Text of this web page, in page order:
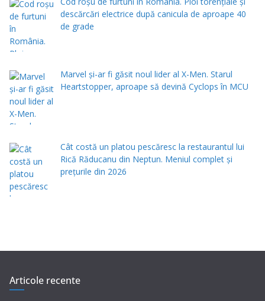
descărcări electrice după canicula de aproape 40
de grade
Marvel și-ar fi găsit noul lider al X-Men. Starul
Heartstopper, aproape să devină Cyclops în MCU
Cât costă un platou pescăresc la restaurantul lui
Rică Răducanu din Neptun. Meniul complet şi
preţurile din 2026
Articole recente